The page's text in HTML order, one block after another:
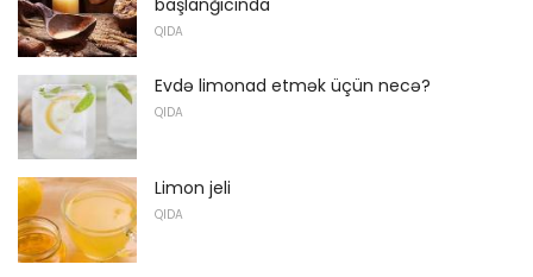
QIDA
Evdə limonad etmək üçün necə?
QIDA
Limon jeli
QIDA